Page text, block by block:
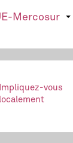
Mercosur
Impliquez-vous
localement